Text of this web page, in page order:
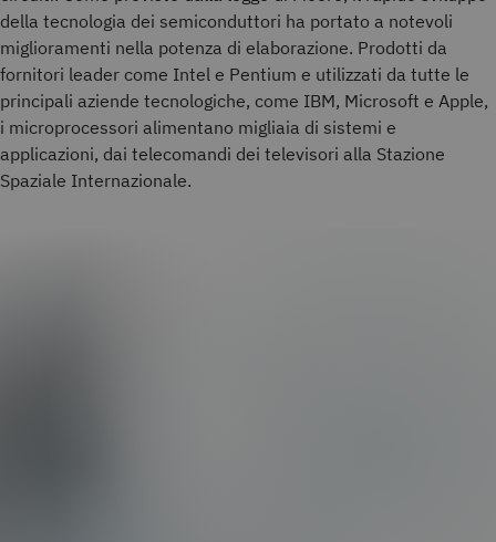
della tecnologia dei semiconduttori ha portato a notevoli
miglioramenti nella potenza di elaborazione. Prodotti da
fornitori leader come Intel e Pentium e utilizzati da tutte le
principali aziende tecnologiche, come IBM, Microsoft e Apple,
i microprocessori alimentano migliaia di sistemi e
applicazioni, dai telecomandi dei televisori alla Stazione
Spaziale Internazionale.